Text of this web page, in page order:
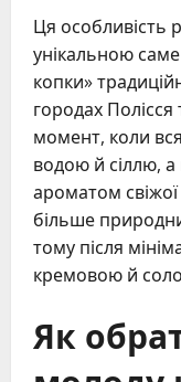
Ця особливість
унікальною саме
копки»
городах
момент, коли вся
водою й сіллю,
ароматом свіжої
більше
тому після
кремовою й
Як